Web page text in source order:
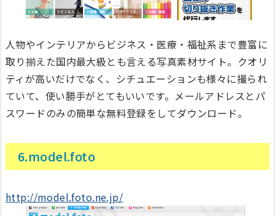
人物やインテリアからビジネス・医療・福祉系まで豊富に
取り揃えた国内最大級とも言える写真素材サイト。クオリ
ティが高いだけでなく、シチュエーションも様々に撮られ
ていて、使い勝手がとてもいいです。メールアドレスとパ
スワードのみの簡単な無料登録をしてダウンロード。
6.model.foto
http://model.foto.ne.jp/